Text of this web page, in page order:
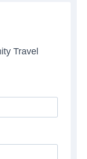
Travel